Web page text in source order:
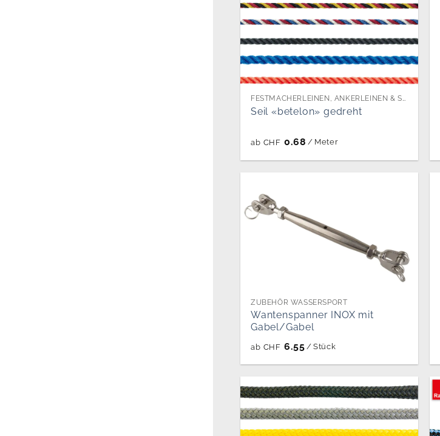
FESTMACHERLEINEN, ANKERLEINEN & SCHLEPPLEINEN PER METER
Seil «betelon» gedreht
ab CHF 0.68 / Meter
ZUBEHÖR WASSERSPORT
Wantenspanner INOX mit
Gabel/Gabel
ab CHF 6.55 / Stück